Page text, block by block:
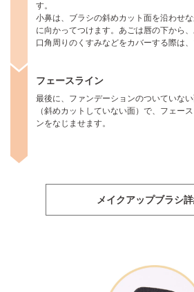
す。
小鼻は、ブラシの斜めカット面を沿わせ
に向かってつけます。あごは唇の下から
口角周りのくすみなどをカバーする際は、
フェースライン
最後に、ファンデーションのついていな
（斜めカットしていない面）で、フェー
ンをなじませます。
メイクアップブラシ